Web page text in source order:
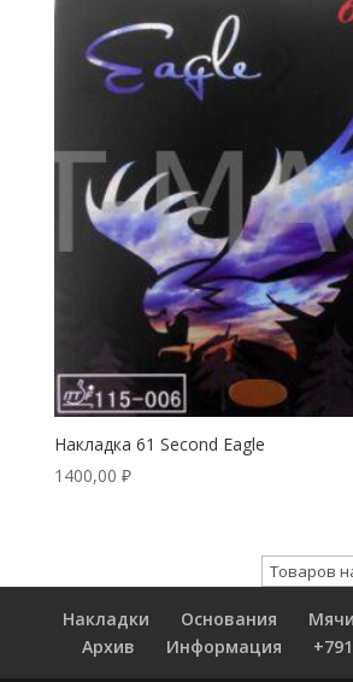
Накладка 61 Second Eagle
1400,00 ₽
Накладки Основания Мячи
Архив
Информация